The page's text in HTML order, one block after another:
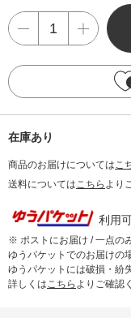
在庫あり
商品のお届けについてはこ
送料についてはこちら より
利用
※ ポストにお届け / 一点の
ゆうパケットでのお届けの
ゆうパケットには破損・紛
詳しくはこちら よりご確認